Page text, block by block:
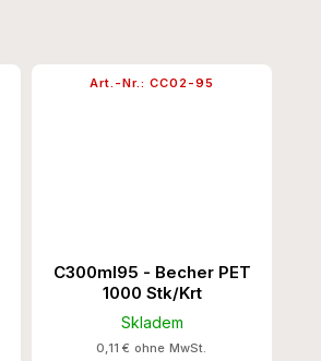
C300ml95 - Becher PET
1000 Stk/Krt
Skladem
0,11 € ohne MwSt.
Art.-Nr.: CC02-95